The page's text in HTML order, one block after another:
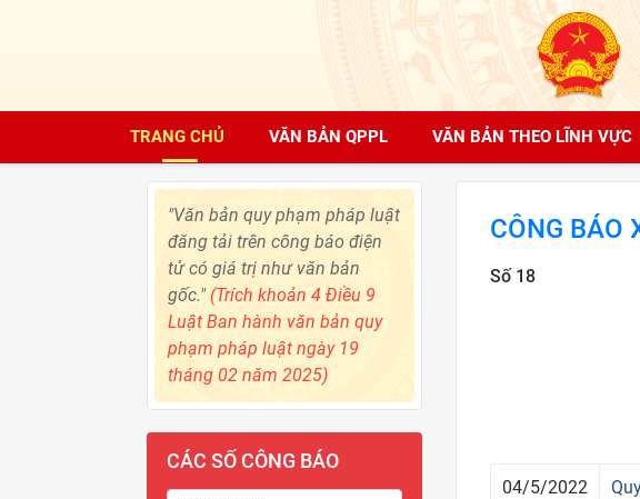
TRANG CHỦ VĂN BẢN QPPL VĂN BẢN THEO LĨNH VỰC
"Văn bản quy phạm pháp luật
đăng tải trên công báo điện
tử có giá trị như văn bản
gốc." (Trích khoản 4 Điều 9
Luật Ban hành văn bản quy
phạm pháp luật ngày 19
tháng 02 năm 2025)
CÁC SỐ CÔNG BÁO
CÔNG BÁO
Số 18
04/5/2022